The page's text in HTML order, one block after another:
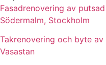
Fasadrenovering av
Södermalm, Stockholm
Takrenovering och byte
Vasastan